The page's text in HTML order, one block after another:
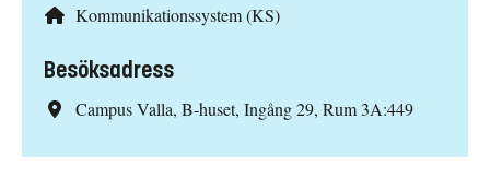
Kommunikationssystem (KS)
Besöksadress
Campus Valla, B-huset, Ingång 29, Rum 3A:449